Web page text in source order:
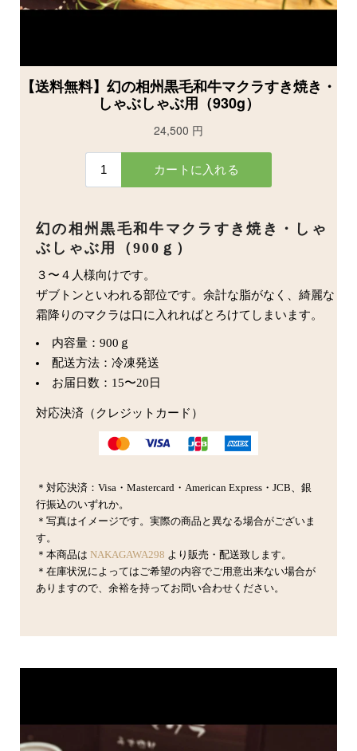
幻の相州黒毛和牛マクラすき焼き・しゃ
ぶしゃぶ用（900ｇ）
３〜４人様向けです。
ザブトンといわれる部位です。余計な脂がなく、綺麗な
霜降りのマクラは口に入れればとろけてしまいます。
内容量：900ｇ
配送方法：冷凍発送
お届日数：15〜20日
対応決済（クレジットカード）
＊対応決済：Visa・Mastercard・American Express・JCB、銀
行振込のいずれか。
＊写真はイメージです。実際の商品と異なる場合がございま
す。
＊本商品は NAKAGAWA298 より販売・配送致します。
＊在庫状況によってはご希望の内容でご用意出来ない場合が
ありますので、余裕を持ってお問い合わせください。